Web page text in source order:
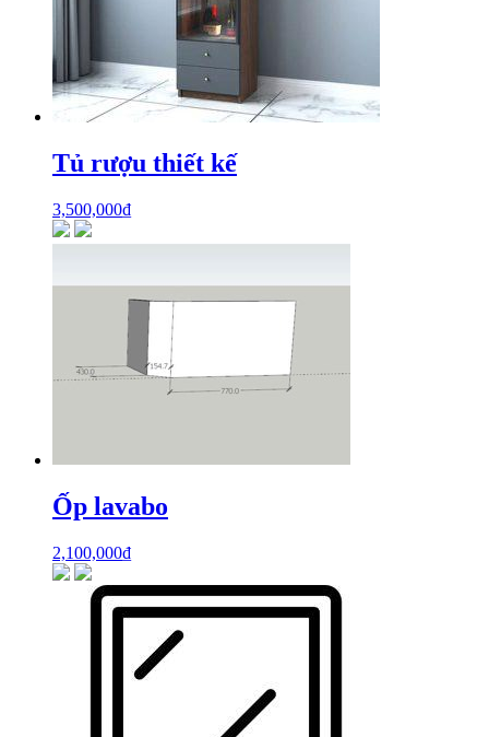
Tủ rượu thiết kế
3,500,000₫
Ốp lavabo
2,100,000₫